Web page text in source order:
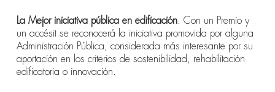
La Mejor iniciativa pública en edificación. Con un Premio y
un accésit se reconocerá la iniciativa promovida por alguna
Administración Pública, considerada más interesante por su
aportación en los criterios de sostenibilidad, rehabilitación
edificatoria o innovación.